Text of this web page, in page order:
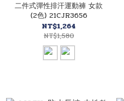
二件式彈性排汗運動褲 女款
(2色) 21CJR3656
NT$1,264
NT$1,580